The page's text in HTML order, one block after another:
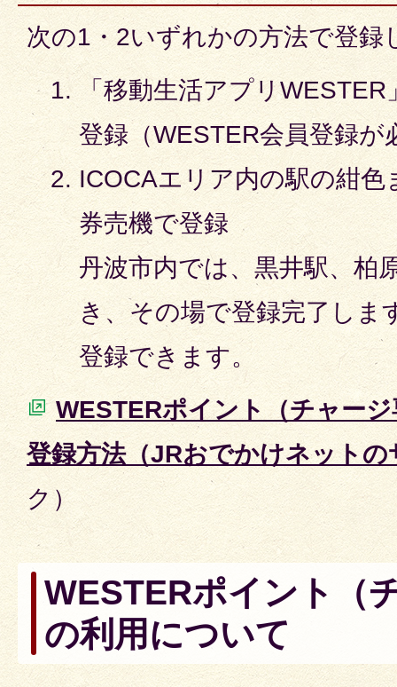
次の1・2いずれかの方法で登録
「移動生活アプリ
登録（WESTER会員登録が
ICOCAエリア内の駅の紺
券売機で登録
丹波市内では、黒井駅、柏
き、その場で登録完了しま
登録できます。
WESTERポイント（チャー
登録方法（JRおでかけネットの
ク）
WESTERポイント（
の利用について